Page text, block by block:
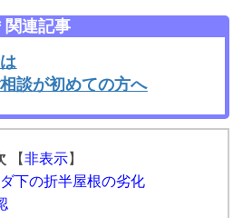
関連記事
談が初めての方へ
【非表示】
下の折半屋根の劣化